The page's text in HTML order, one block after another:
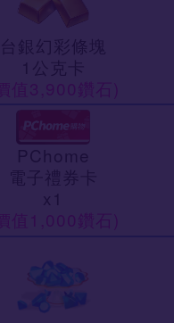
台銀幻彩條塊
1公克卡
值3,900鑽石)
PChome
電子禮券卡
x1
值1,000鑽石)